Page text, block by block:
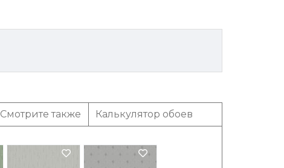
Смотрите также Калькулятор обоев